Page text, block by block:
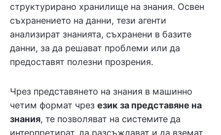
структурирано хранилище на знания. Освен
съхранението на данни, тези агенти
анализират знанията, съхранени в базите
данни, за да решават проблеми или да
предоставят полезни прозрения.
Чрез представянето на знания в машинно
четим формат чрез език за представяне на
знания, те позволяват на системите да
интерпретират, да разсъждават и да вземат